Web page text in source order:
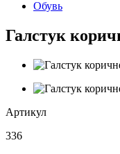
Обувь
Галстук
Артикул
336